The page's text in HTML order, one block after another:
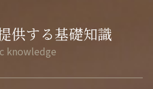
供する基礎知識